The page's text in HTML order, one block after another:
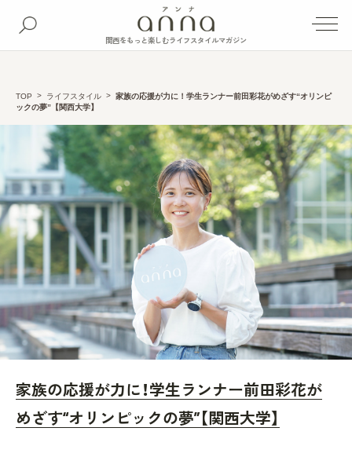
関西をもっと楽しむライフスタイルマガジン
TOP ライフスタイル
家族の応援が力に！学生ランナー前田彩花がめざす“オリンピ
ックの夢”【関西大学】
家族の応援が力に！学生ランナー前田彩花が
めざす“オリンピックの夢”【関西大学】